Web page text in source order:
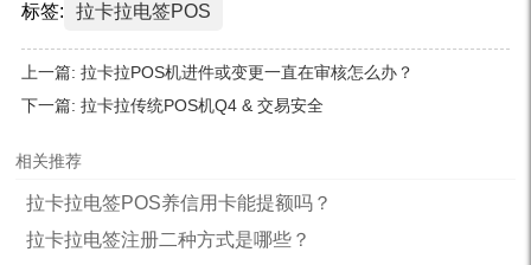
标签: 拉卡拉电签POS
上一篇: 拉卡拉POS机进件或变更一直在审核怎么办？
下一篇: 拉卡拉传统POS机Q4 & 交易安全
相关推荐
拉卡拉电签POS养信用卡能提额吗？
拉卡拉电签注册二种方式是哪些？